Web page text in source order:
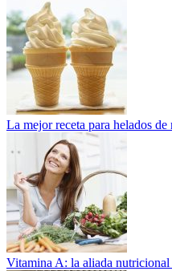
La mejor receta para helados
Vitamina A: la aliada nutricional